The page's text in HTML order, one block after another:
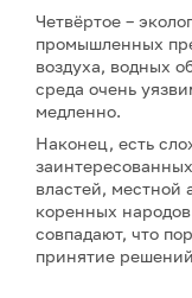
Четвёртое –
промышленных
воздуха, водных
среда очень
медленно.
Наконец, есть
властей, местной
коренных
совпадают, что
принятие